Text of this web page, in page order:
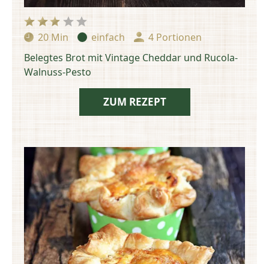
Zubereitungszeit:
20 Min Schwierigkeit:
einfach Portionen:
4 Portionen
Belegtes Brot mit Vintage Cheddar und Rucola-
Walnuss-Pesto
ZUM REZEPT